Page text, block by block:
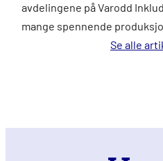
avdelingene på Varodd
mange spennende
Se alle